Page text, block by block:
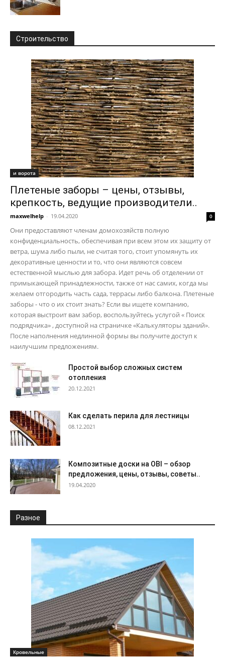
Строительство
и ворота
Плетеные заборы – цены, отзывы,
крепкость, ведущие производители..
maxwelhelp - 19.04.2020 0
Они предоставляют членам домохозяйств полную
конфиденциальность, обеспечивая при всем этом их защиту от
ветра, шума либо пыли, не считая того, стоит упомянуть их
декоративные ценности и то, что они являются совсем
естественной мыслью для забора. Идет речь об отделении от
примыкающей принадлежности, также от нас самих, когда мы
желаем отгородить часть сада, террасы либо балкона. Плетеные
заборы - что о их стоит знать? Если вы ищете компанию,
которая выстроит вам забор, воспользуйтесь услугой « Поиск
подрядчика» , доступной на страничке «Калькуляторы зданий».
После наполнения недлинной формы вы получите доступ к
наилучшим предложениям.
Простой выбор сложных систем
отопления
20.12.2021
Как сделать перила для лестницы
08.12.2021
Композитные доски на OBI – обзор
предложения, цены, отзывы, советы..
19.04.2020
Разное
Кровельные